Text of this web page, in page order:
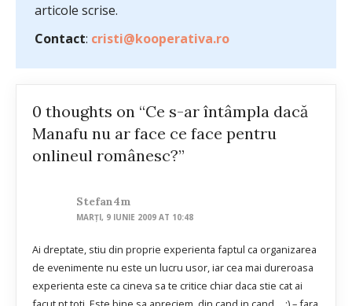
articole scrise.
Contact: cristi@kooperativa.ro
0 thoughts on “Ce s-ar întâmpla dacă
Manafu nu ar face ce face pentru
onlineul românesc?”
Stefan4m
MARȚI, 9 IUNIE 2009 AT 10:48
Ai dreptate, stiu din proprie experienta faptul ca organizarea
de evenimente nu este un lucru usor, iar cea mai dureroasa
experienta este ca cineva sa te critice chiar daca stie cat ai